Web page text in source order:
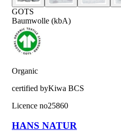
GOTS
Baumwolle (kbA)
Organic
certified byKiwa BCS
Licence no25860
HANS NATUR